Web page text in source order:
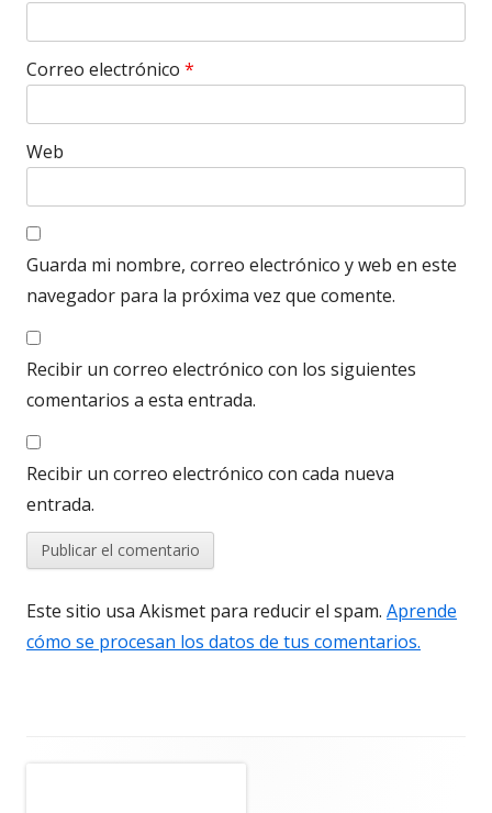
Correo electrónico *
Web
Guarda mi nombre, correo electrónico y web en este
navegador para la próxima vez que comente.
Recibir un correo electrónico con los siguientes
comentarios a esta entrada.
Recibir un correo electrónico con cada nueva
entrada.
Este sitio usa Akismet para reducir el spam. Aprende
cómo se procesan los datos de tus comentarios.